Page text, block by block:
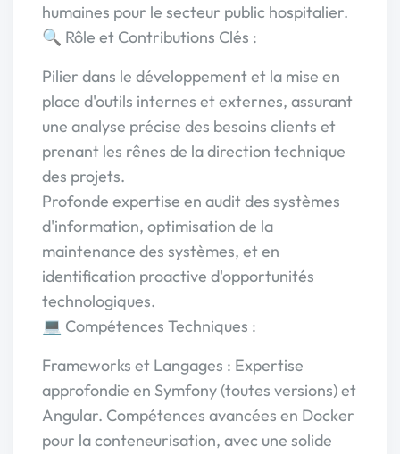
humaines pour le secteur public hospitalier.
🔍 Rôle et Contributions Clés :
Pilier dans le développement et la mise en
place d'outils internes et externes, assurant
une analyse précise des besoins clients et
prenant les rênes de la direction technique
des projets.
Profonde expertise en audit des systèmes
d'information, optimisation de la
maintenance des systèmes, et en
identification proactive d'opportunités
technologiques.
💻 Compétences Techniques :
Frameworks et Langages : Expertise
approfondie en Symfony (toutes versions) et
Angular. Compétences avancées en Docker
pour la conteneurisation, avec une solide